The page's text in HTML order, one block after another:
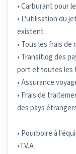
• Carburant pour
• L'utilisation du
existent
• Tous les frais
• Transitlog des
port et toutes les
• Assurance
• Frais de
des
• Pourboire à
•T.V.A